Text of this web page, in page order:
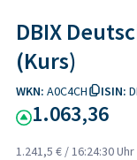
DBIX
(Kurs)
WKN: A0C4CH ISIN:
1.063,36
1.241,5 € /16:24:30 Uhr